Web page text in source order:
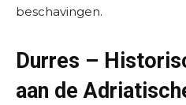
beschavingen.
Durres –
aan de